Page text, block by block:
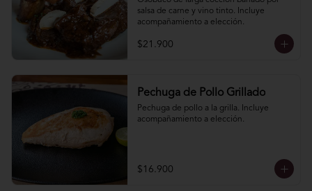
salsa de carne y vino tinto. Incluye
acompañamiento a elección.
$21.900
Pechuga de Pollo Grillado
Pechuga de pollo a la grilla. Incluye
acompañamiento a elección.
$16.900